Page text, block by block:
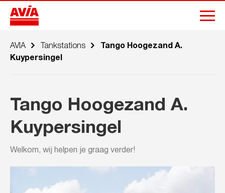
AVIA Tankstations
Tango Hoogezand A.
Kuypersingel
Tango Hoogezand A.
Kuypersingel
Welkom, wij helpen je graag verder!